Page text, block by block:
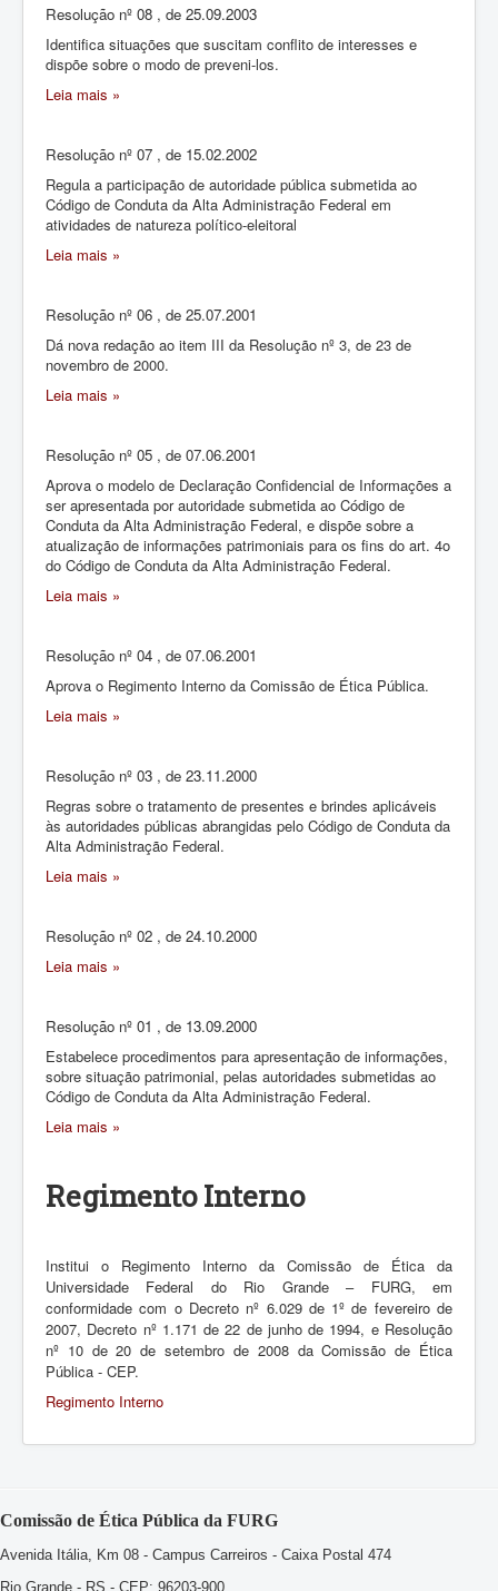
Resolução nº 08 , de 25.09.2003
Identifica situações que suscitam conflito de interesses e
dispõe sobre o modo de preveni-los.
Leia mais »
Resolução nº 07 , de 15.02.2002
Regula a participação de autoridade pública submetida ao
Código de Conduta da Alta Administração Federal em
atividades de natureza político-eleitoral
Leia mais »
Resolução nº 06 , de 25.07.2001
Dá nova redação ao item III da Resolução nº 3, de 23 de
novembro de 2000.
Leia mais »
Resolução nº 05 , de 07.06.2001
Aprova o modelo de Declaração Confidencial de Informações a
ser apresentada por autoridade submetida ao Código de
Conduta da Alta Administração Federal, e dispõe sobre a
atualização de informações patrimoniais para os fins do art. 4o
do Código de Conduta da Alta Administração Federal.
Leia mais »
Resolução nº 04 , de 07.06.2001
Aprova o Regimento Interno da Comissão de Ética Pública.
Leia mais »
Resolução nº 03 , de 23.11.2000
Regras sobre o tratamento de presentes e brindes aplicáveis
às autoridades públicas abrangidas pelo Código de Conduta da
Alta Administração Federal.
Leia mais »
Resolução nº 02 , de 24.10.2000
Leia mais »
Resolução nº 01 , de 13.09.2000
Estabelece procedimentos para apresentação de informações,
sobre situação patrimonial, pelas autoridades submetidas ao
Código de Conduta da Alta Administração Federal.
Leia mais »
Regimento Interno
Institui o Regimento Interno da Comissão de Ética da
Universidade Federal do Rio Grande – FURG, em
conformidade com o Decreto nº 6.029 de 1º de fevereiro de
2007, Decreto nº 1.171 de 22 de junho de 1994, e Resolução
nº 10 de 20 de setembro de 2008 da Comissão de Ética
Pública - CEP.
Regimento Interno
Comissão de Ética Pública da FURG
Avenida Itália, Km 08 - Campus Carreiros - Caixa Postal 474
Rio Grande - RS - CEP: 96203-900